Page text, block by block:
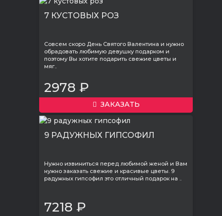
7 КУСТОВЫХ РОЗ
Совсем скоро День Святого Валентина и нужно
обрадовать любимую девушку подарком и
поэтому Вы хотите подарить свежие цветы и
мяг..
2978 ₽
ЗАКАЗАТЬ
9 РАДУЖНЫХ ГИПСОФИЛ
Нужно извиниться перед любимой женой и Вам
нужно заказать свежие и красивые цветы. 9
радужных гипсофил это отличный подарок на ..
7218 ₽